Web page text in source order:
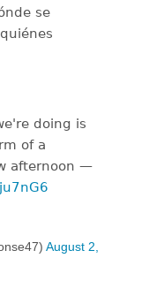
se
doing is
of a
afternoon —
August 2,